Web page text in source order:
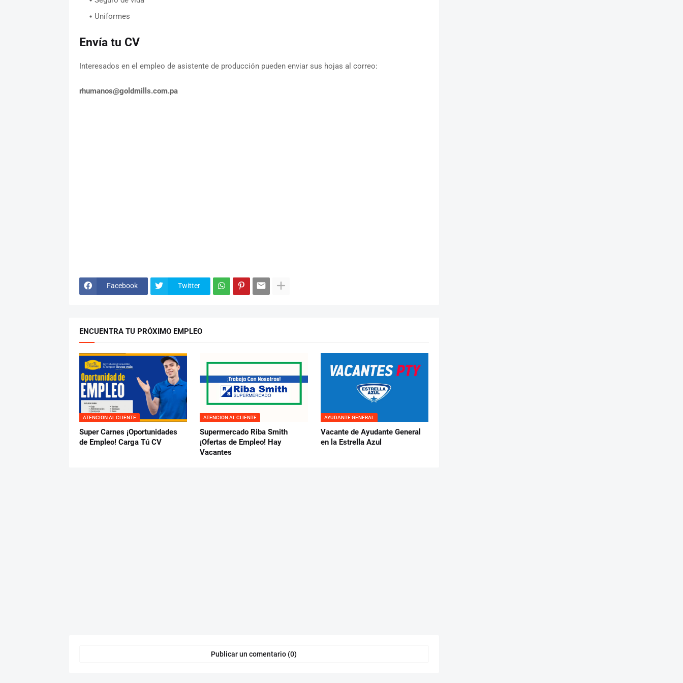
Uniformes
Envía tu CV
Interesados en el empleo de asistente de producción pueden enviar sus hojas al correo:
rhumanos@goldmills.com.pa
Facebook Twitter
ENCUENTRA TU PRÓXIMO EMPLEO
ATENCION AL CLIENTE
Super Carnes ¡Oportunidades
de Empleo! Carga Tú CV
ATENCION AL CLIENTE
Supermercado Riba Smith
¡Ofertas de Empleo! Hay
Vacantes
AYUDANTE GENERAL
Vacante de Ayudante General
en la Estrella Azul
Publicar un comentario (0)